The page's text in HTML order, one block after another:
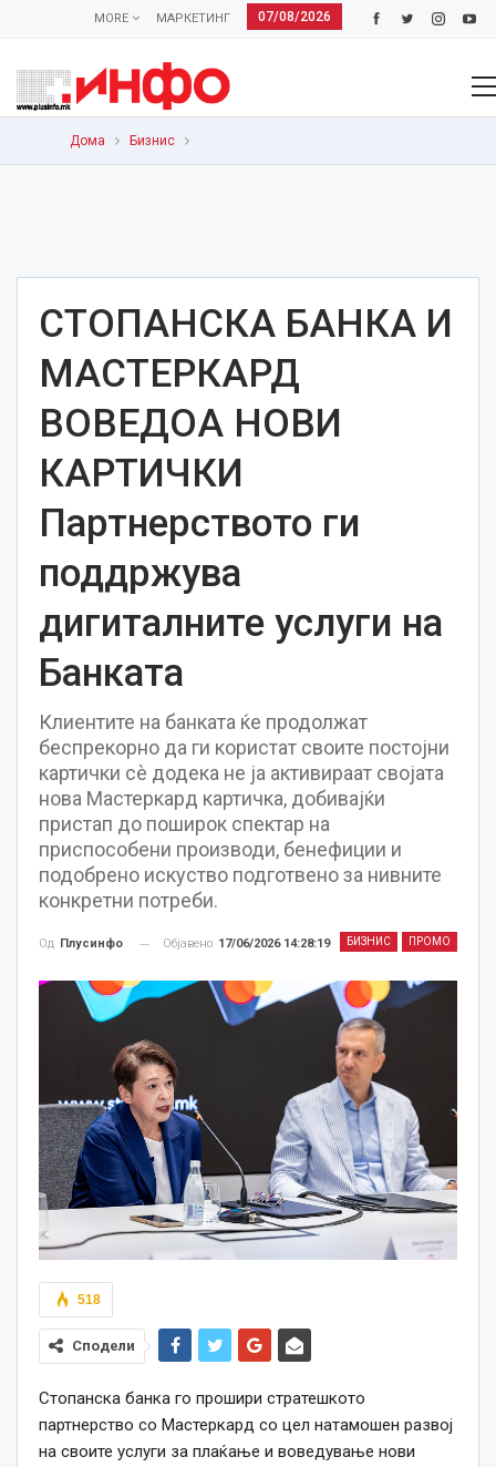
07/08/2026
МАРКЕТИНГ
MORE
Дома Бизнис
СТОПАНСКА БАНКА И
МАСТЕРКАРД
ВОВЕДОА НОВИ
КАРТИЧКИ
Партнерството ги
поддржува
дигиталните услуги на
Банката
Клиентите на банката ќе продолжат
беспрекорно да ги користат своите постојни
картички сè додека не ја активираат својата
нова Мастеркард картичка, добивајќи
пристап до поширок спектар на
приспособени производи, бенефиции и
подобрено искуство подготвено за нивните
конкретни потреби.
БИЗНИС ПРОМО
Од Плусинфо Објавено 17/06/2026 14:28:19
518
Сподели
Стопанска банка го прошири стратешкото
партнерство со Мастеркард со цел натамошен развој
на своите услуги за плаќање и воведување нови